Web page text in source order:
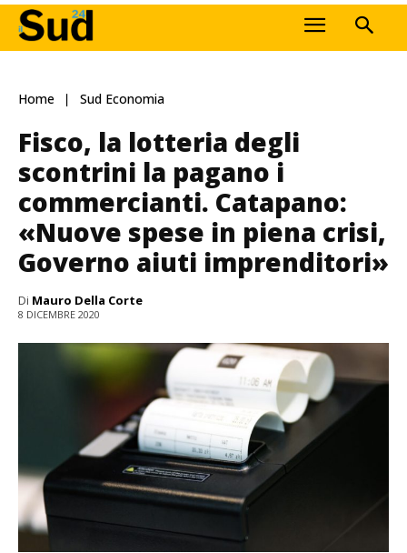
Home Sud Economia
Fisco, la lotteria degli
scontrini la pagano i
commercianti. Catapano:
«Nuove spese in piena crisi,
Governo aiuti imprenditori»
Di Mauro Della Corte
8 DICEMBRE 2020